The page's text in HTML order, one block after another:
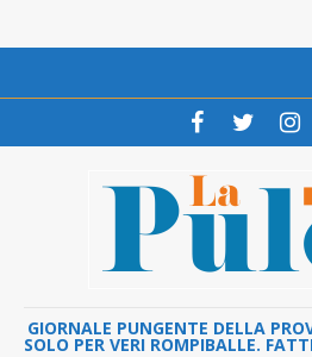
GIORNALE PUNGENTE DELLA
SOLO PER VERI ROMPIBALLE.